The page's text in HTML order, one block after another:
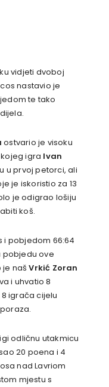
vidjeti dvoboj
nastavio je
te tako
ostvario je visoku
igra Ivan
u prvoj petorci, ali
je iskoristio za 13
je odigrao lošiju
koš.
i pobjedom 66:64
pobjedu ove
je našVrkić Zoran
i uhvatio 8
igrača cijelu
odličnu utakmicu
20 poena i 4
nad Lavriom
mjestu s